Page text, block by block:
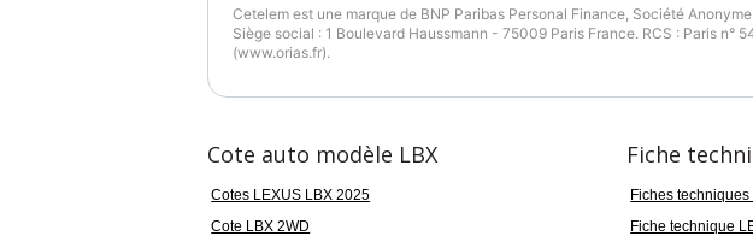
Cetelem est une marque de BNP Paribas Personal Finance, Société
Siège social : 1 Boulevard Haussmann - 75009 Paris France. RCS : Paris n°
(www.orias.fr).
Cote auto modèle LBX
Cotes LEXUS LBX 2025
Cote LBX 2WD
Fiche
Fiches
Fiche technique